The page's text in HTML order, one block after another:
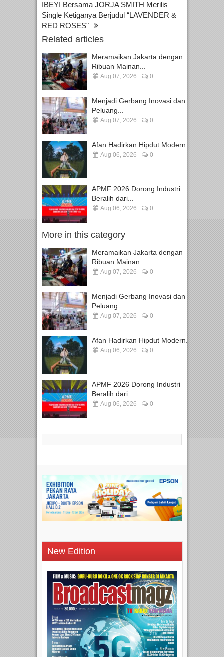
IBEYI Bersama JORJA SMITH Merilis
Single Ketiganya Berjudul “LAVENDER &
RED ROSES"
Related articles
Meramaikan Jakarta dengan
Ribuan Mainan...
Aug 07, 2026 0
Menjadi Gerbang Inovasi dan
Peluang...
Aug 07, 2026 0
Afan Hadirkan Hipdut Modern...
Aug 06, 2026 0
APMF 2026 Dorong Industri
Beralih dari...
Aug 06, 2026 0
More in this category
Meramaikan Jakarta dengan
Ribuan Mainan...
Aug 07, 2026 0
Menjadi Gerbang Inovasi dan
Peluang...
Aug 07, 2026 0
Afan Hadirkan Hipdut Modern...
Aug 06, 2026 0
APMF 2026 Dorong Industri
Beralih dari...
Aug 06, 2026 0
New Edition